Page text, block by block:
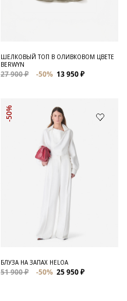
ШЕЛКОВЫЙ ТОП В ОЛИВКОВОМ ЦВЕТЕ
BERWYN
27 900 ₽ -50% 13 950 ₽
-50%
БЛУЗА НА ЗАПАХ HELOA
51 900 ₽ -50% 25 950 ₽